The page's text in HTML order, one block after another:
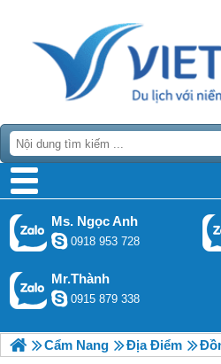
Ms. Ngọc Anh
0918 953 728
Mr.Thành
0915 879 338
Cẩm Nang Địa Điểm